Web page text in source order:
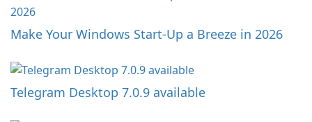
Make Your Windows Start-Up a Breeze in 2026
Telegram Desktop 7.0.9 available